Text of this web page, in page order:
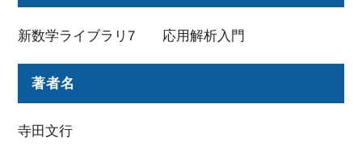
新数学ライブラリ7 応用解析入門
著者名
寺田文行